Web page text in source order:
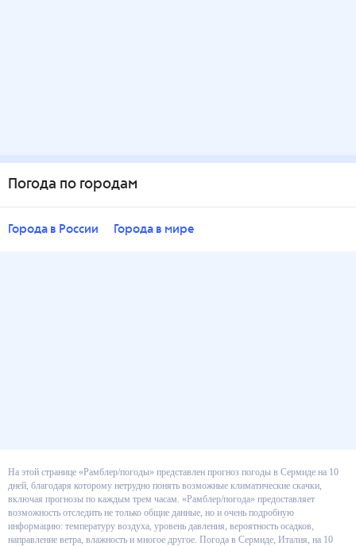
Погода по городам
Города в России Города в мире
На этой странице «Рамблер/погоды» представлен прогноз погоды в
Сермиде на 10 дней, благодаря которому нетрудно понять возможные
климатические скачки, включая прогнозы по каждым трем часам.
«Рамблер/погода» предоставляет возможность отследить не только
общие данные, но и очень подробную информацию: температуру воздуха,
уровень давления, вероятность осадков, направление ветра, влажность и